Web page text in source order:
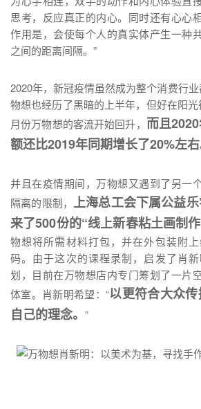
思考，反应真正的内心。同时还有心心
作用是，会使每个人的真实体产生一种
之间的距离间隔。”
2020年，新冠疫情虽然成为整个消费行业
物想也经历了黑暗的上半年，但好在阳
月份万物想的客流开始回升， 而且
额还比2019年同期增长了20%左右
并且在疫情期间，万物想又遇到了另一
隔离的限制， 上海总工会下属公益
来了500份的“线上新春粘土画制
物想将所需材料打包，并在外包装附
码。由于这次的课程录制，启发了肖
划，目前在万物想店内专门筹划了一片
体室。肖新明希望：“以更符合大众
自己的理念。 ”